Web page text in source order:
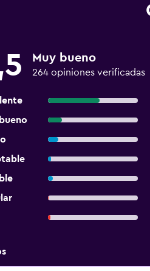
Muy bueno
264 opiniones verificadas